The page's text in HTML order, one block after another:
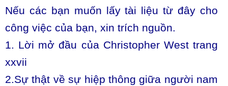
Nếu các bạn muốn lấy tài liệu từ đây cho
công việc của bạn, xin trích nguồn.
1. Lời mở đầu của Christopher West trang
xxvii
2.Sự thật về sự hiệp thông giữa người nam